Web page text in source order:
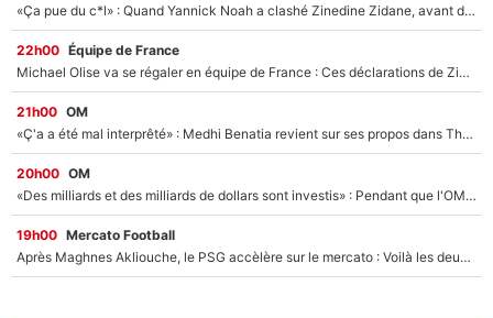
«Ça pue du c*l» : Quand Yannick Noah a clashé Zinedine Zidane, avant de se faire recadrer par le nouveau sélectionneur de l'équipe de France !
22h00 Équipe de France
Michael Olise va se régaler en équipe de France : Ces déclarations de Zinedine Zidane qui prouvent qu'il va tout miser sur la star du Bayern Munich !
21h00 OM
«Ç'a a été mal interprêté» : Medhi Benatia revient sur ses propos dans The Bridge et précise ses conditions pour rejoindre le PSG !
20h00 OM
«Des milliards et des milliards de dollars sont investis» : Pendant que l'OM est en pleine crise financière, Frank McCourt lance un nouveau projet à 260M€ !
19h00 Mercato Football
Après Maghnes Akliouche, le PSG accèlère sur le mercato : Voilà les deux nouvelles recrues qui vont signer la semaine prochaine ?